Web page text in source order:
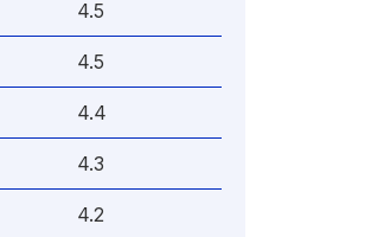
4.5
4.5
4.4
4.3
4.2